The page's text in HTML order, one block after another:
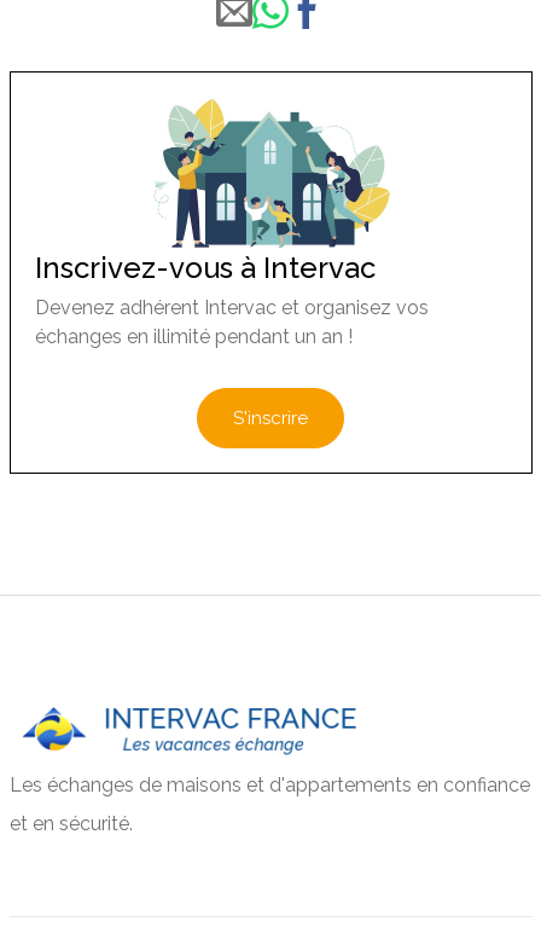
Inscrivez-vous à Intervac
Devenez adhérent Intervac et organisez vos
échanges en illimité pendant un an !
S'inscrire
Les échanges de maisons et d'appartements en confiance
et en sécurité.